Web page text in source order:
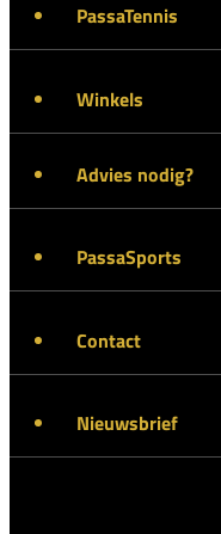
PassaTennis
Winkels
Advies nodig?
PassaSports
Contact
Nieuwsbrief